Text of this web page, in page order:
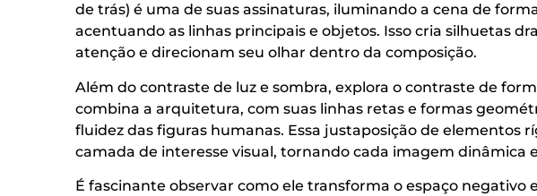
de trás) é uma de suas assinaturas, iluminando a cena de
acentuando as linhas principais e objetos. Isso cria silhuetas
atenção e direcionam seu olhar dentro da composição.
Além do contraste de luz e sombra, explora o contraste de
combina a arquitetura, com suas linhas retas e formas
fluidez das figuras humanas. Essa justaposição de elementos
camada de interesse visual, tornando cada imagem dinâmica
É fascinante observar como ele transforma o espaço negativo